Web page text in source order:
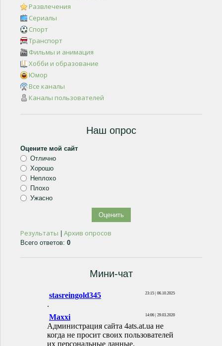
Развлечения
Сериалы
Спорт
Транспорт
Фильмы и анимация
Хобби и образование
Юмор
Все каналы
Каналы пользователей
Наш опрос
Оцените мой сайт
Отлично
Хорошо
Неплохо
Плохо
Ужасно
Результаты Архив опросов
Всего ответов: 0
Мини-чат